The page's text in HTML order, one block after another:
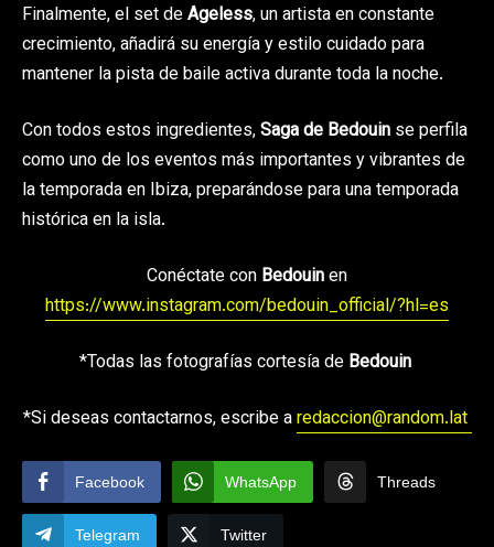
Finalmente, el set deAgeless, un artista en constante
crecimiento, añadirá su energía y estilo cuidado para
mantener la pista de baile activa durante toda la noche.
Con todos estos ingredientes,Saga de Bedouin se perfila
como uno de los eventos más importantes y vibrantes de
la temporada en Ibiza, preparándose para una temporada
histórica en la isla.
Conéctate con Bedouinen
https://www.instagram.com/bedouin_official/?hl=es
*Todas las fotografías cortesía de Bedouin
*Si deseas contactarnos, escribe aredaccion@random.lat
Facebook WhatsApp Threads
Telegram Twitter